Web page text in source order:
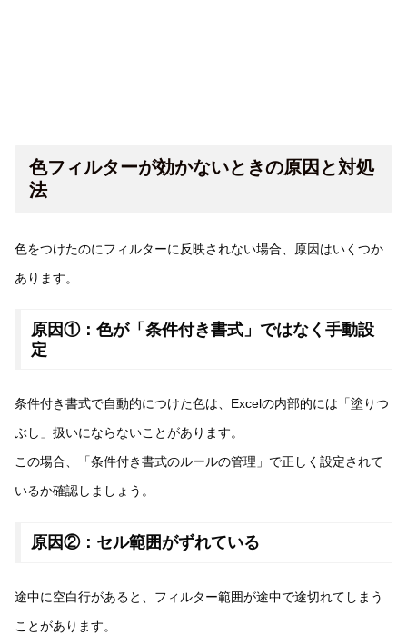
色フィルターが効かないときの原因と対処
法
色をつけたのにフィルターに反映されない場合、原因はいくつか
あります。
原因①：色が「条件付き書式」ではなく手動設
定
条件付き書式で自動的につけた色は、Excelの内部的には「塗りつ
ぶし」扱いにならないことがあります。
この場合、「条件付き書式のルールの管理」で正しく設定されて
いるか確認しましょう。
原因②：セル範囲がずれている
途中に空白行があると、フィルター範囲が途中で途切れてしまう
ことがあります。